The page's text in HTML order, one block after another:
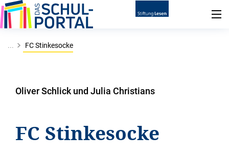
... FC Stinkesocke
Oliver Schlick und Julia Christians
FC Stinkesocke